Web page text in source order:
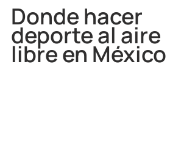
Donde hacer
deporte al aire
libre en México